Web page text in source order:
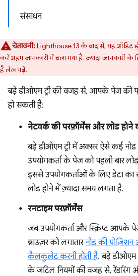
संसाधन
चेतावनी:Lighthouse 13 के बाद से, यह ऑडिट
करेंअहम जानकारी में चला गया है. ज़्यादा जानकारी के
हैलेख पढ़ें.
बड़े डीओएम ट्री की वजह से, आपके पेज की
हो सकती है:
नेटवर्क की परफ़ॉर्मेंस और लोड होने
बड़े डीओएम ट्री में अक्सर ऐसे कई नोड
उपयोगकर्ता के पेज को पहली बार
इससे उपयोगकर्ताओं के लिए डेटा का
लोड होने में ज़्यादा समय लगता है.
रनटाइम परफ़ॉर्मेंस
जब उपयोगकर्ता और स्क्रिप्ट आपके
ब्राउज़र को लगातारनोड की
कैलकुलेट करनी होती है. बड़े डीओएम
के जटिल नियमों की वजह से, रेंडरिंग